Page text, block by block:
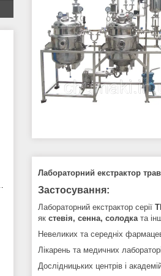
Лабораторний екстрактор трав
Застосування:
Лабораторний екстрактор серії
як стевія, сенна, солодка та
Невеликих та середніх
Лікарень та медичних
Дослідницьких центрів і